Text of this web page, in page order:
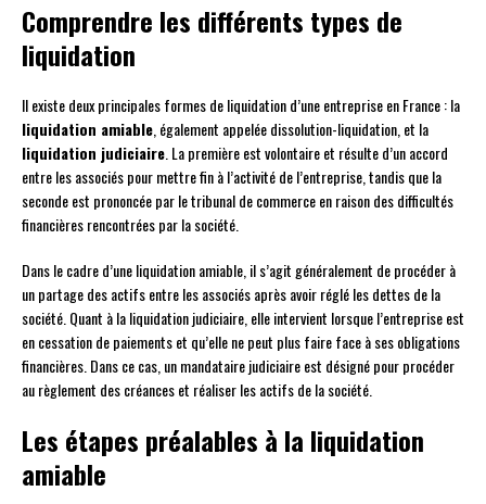
Comprendre les différents types de
liquidation
Il existe deux principales formes de liquidation d’une entreprise en France : la
liquidation amiable , également appelée dissolution-liquidation, et la
liquidation judiciaire . La première est volontaire et résulte d’un accord
entre les associés pour mettre fin à l’activité de l’entreprise, tandis que la
seconde est prononcée par le tribunal de commerce en raison des difficultés
financières rencontrées par la société.
Dans le cadre d’une liquidation amiable, il s’agit généralement de procéder à
un partage des actifs entre les associés après avoir réglé les dettes de la
société. Quant à la liquidation judiciaire, elle intervient lorsque l’entreprise est
en cessation de paiements et qu’elle ne peut plus faire face à ses obligations
financières. Dans ce cas, un mandataire judiciaire est désigné pour procéder
au règlement des créances et réaliser les actifs de la société.
Les étapes préalables à la liquidation
amiable